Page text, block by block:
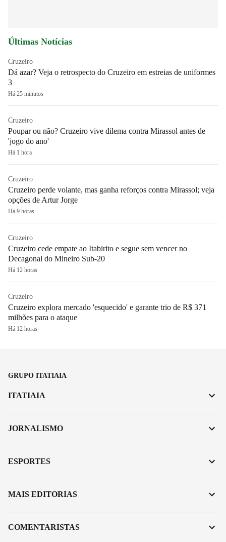
Últimas Notícias
Cruzeiro
Dá azar? Veja o retrospecto do Cruzeiro em estreias de uniformes
3
Há 25 minutos
Cruzeiro
Poupar ou não? Cruzeiro vive dilema contra Mirassol antes de
'jogo do ano'
Há 1 hora
Cruzeiro
Cruzeiro perde volante, mas ganha reforços contra Mirassol; veja
opções de Artur Jorge
Há 9 horas
Cruzeiro
Cruzeiro cede empate ao Itabirito e segue sem vencer no
Decagonal do Mineiro Sub-20
Há 12 horas
Cruzeiro
Cruzeiro explora mercado 'esquecido' e garante trio de R$ 371
milhões para o ataque
Há 12 horas
GRUPO ITATIAIA
ITATIAIA
JORNALISMO
ESPORTES
MAIS EDITORIAS
COMENTARISTAS